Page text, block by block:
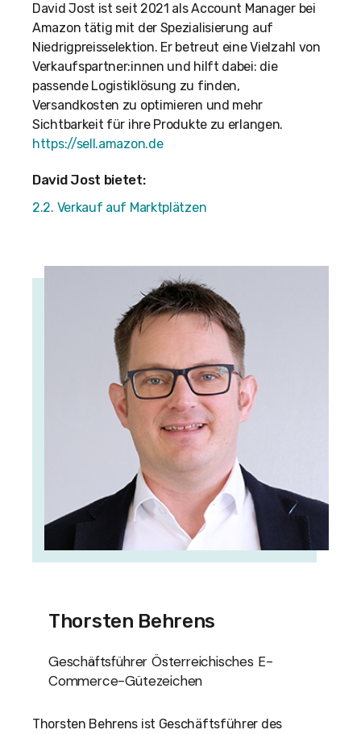
David Jost ist seit 2021 als Account Manager bei
Amazon tätig mit der Spezialisierung auf
Niedrigpreisselektion. Er betreut eine Vielzahl von
Verkaufspartner:innen und hilft dabei: die
passende Logistiklösung zu finden,
Versandkosten zu optimieren und mehr
Sichtbarkeit für ihre Produkte zu erlangen.
https://sell.amazon.de
David Jost bietet:
2.2. Verkauf auf Marktplätzen
Thorsten Behrens
Geschäftsführer Österreichisches E-
Commerce-Gütezeichen
Thorsten Behrens ist Geschäftsführer des